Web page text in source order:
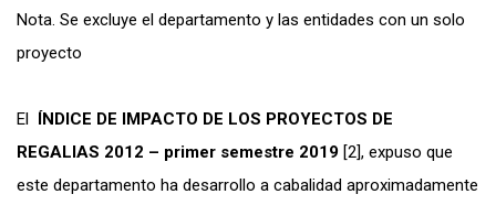
Nota. Se excluye el departamento y las entidades con un solo
proyecto
El ÍNDICE DE IMPACTO DE LOS PROYECTOS DE
REGALIAS 2012 – primer semestre 2019 [2], expuso que
este departamento ha desarrollo a cabalidad aproximadamente